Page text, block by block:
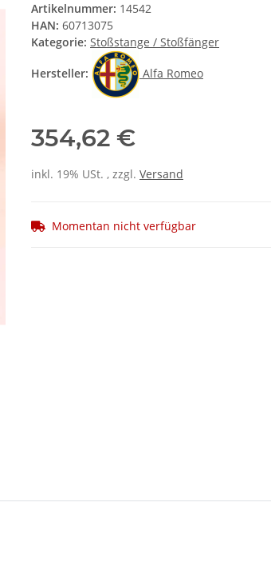
Artikelnummer: 14542
HAN: 60713075
Kategorie: Stoßstange / Stoßfänger
Hersteller: Alfa Romeo
354,62 €
inkl. 19% USt. , zzgl. Versand
Momentan nicht verfügbar